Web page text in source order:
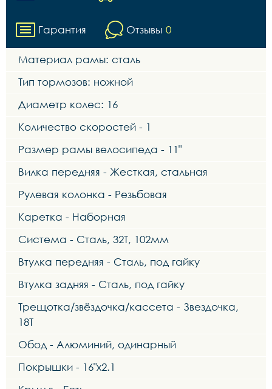
Гарантия Отзывы 0
Материал рамы: сталь
Тип тормозов: ножной
Диаметр колес: 16
Количество скоростей - 1
Размер рамы велосипеда - 11"
Вилка передняя - Жесткая, стальная
Рулевая колонка - Резьбовая
Каретка - Наборная
Система - Сталь, 32Т, 102мм
Втулка передняя - Сталь, под гайку
Втулка задняя - Сталь, под гайку
Трещотка/звёздочка/кассета - Звездочка,
18Т
Обод - Алюминий, одинарный
Покрышки - 16"х2.1